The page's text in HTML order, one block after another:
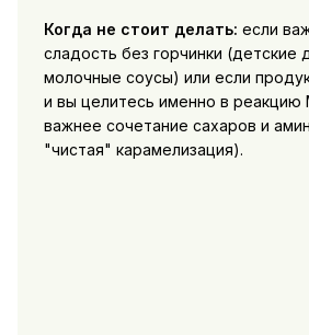
Когда не стоит делать: если
сладость без горчинки
молочные соусы) или если
и вы целитесь именно в реакцию
важнее сочетание сахаров и
"чистая" карамелизация).